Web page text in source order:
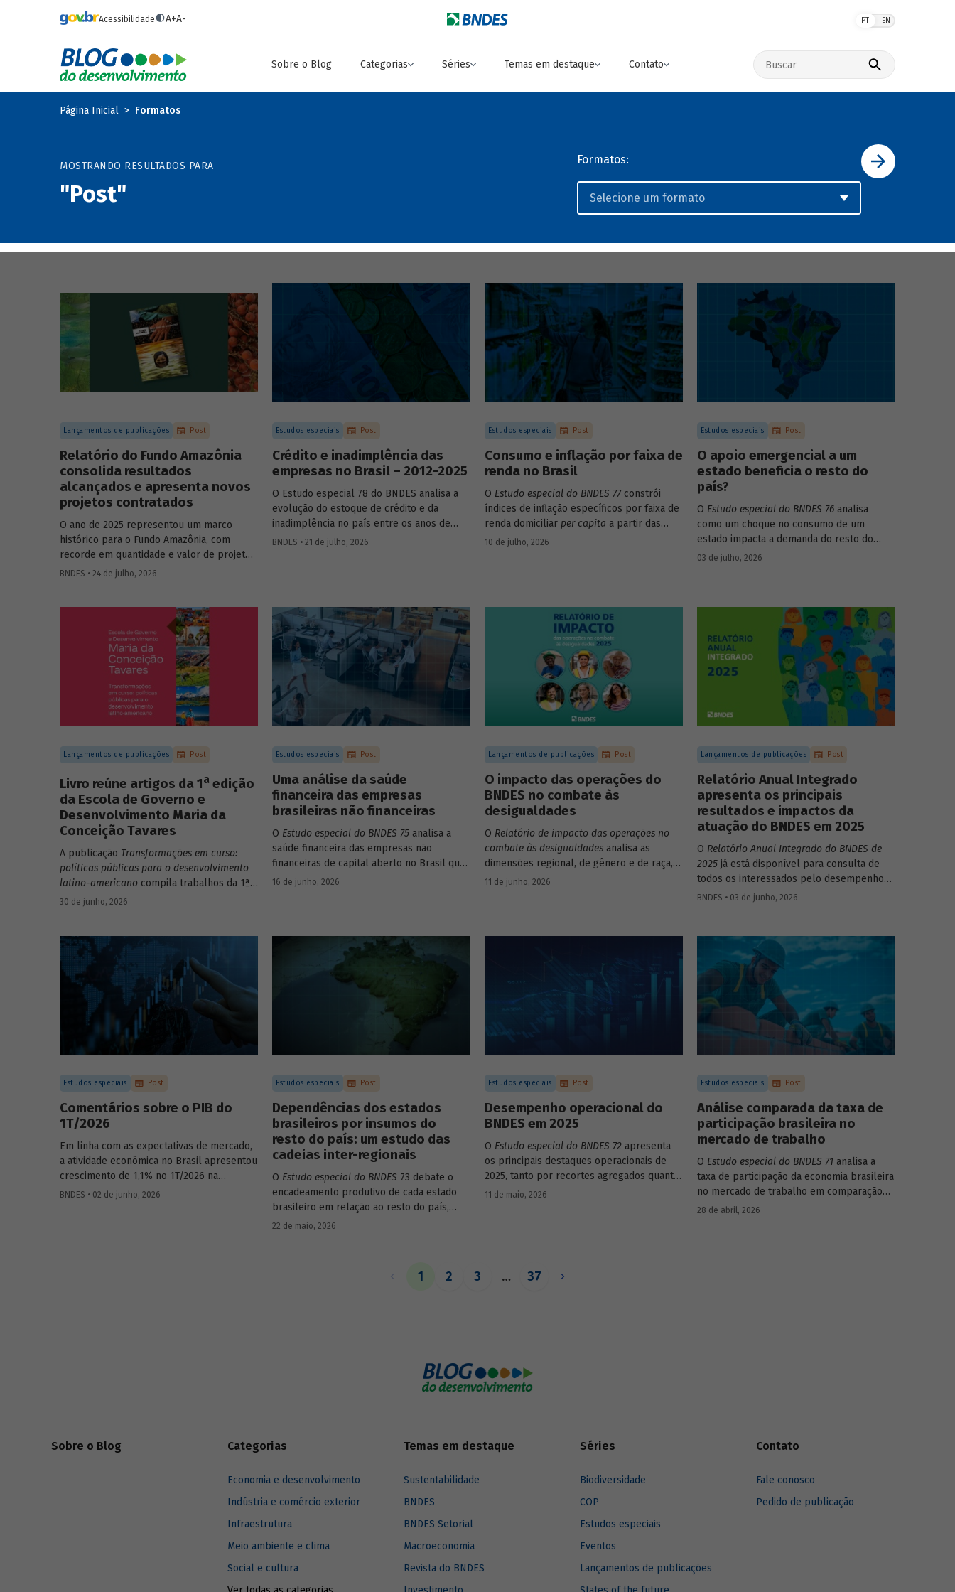
Acessibilidade A+A- PT EN
Sobre o Blog Categorias Séries Temas em destaque Contato
Buscar no site
Página Inicial Formatos
MOSTRANDO RESULTADOS PARA
"Post"
Formatos:
Lançamentos de publicações Post
Relatório do Fundo Amazônia
consolida resultados
alcançados e apresenta novos
projetos contratados
O ano de 2025 representou um marco
histórico para o Fundo Amazônia, com
recorde em quantidade e valor de projetos
aprovados, assim como em desembolsos:
milhões desembolsados. Ainda no período,
foram contratados 25 novos projetos.
BNDES • 24 de julho, 2026
Estudos especiais Post
Crédito e inadimplência das
empresas no Brasil – 2012-2025
O Estudo especial 78 do BNDES analisa a
evolução do estoque de crédito e da
inadimplência no país entre os anos de
2012 e 2025, explorando dois recortes
BNDES • 21 de julho, 2026
Estudos especiais Post
Consumo e inflação por faixa de
renda no Brasil
O Estudo especial do BNDES 77constrói
índices de inflação específicos por faixa de
renda domiciliar per capita a partir das
estruturas de consumo da POF 2017-2018
durante o período.
10 de julho, 2026
Estudos especiais Post
O apoio emergencial a um
estado beneficia o resto do
país?
O Estudo especial do BNDES 76 analisa
como um choque no consumo de um
estado impacta a demanda do resto do
país, usando como exemplo o caso do Rio
03 de julho, 2026
Lançamentos de publicações Post
Livro reúne artigos da 1a edição
da Escola de Governo e
Desenvolvimento Maria da
Conceição Tavares
A publicação Transformações em curso:
políticas públicas para o desenvolvimento
latino-americano compila trabalhos da 1ª
edição da Escola de Governo e
30 de junho, 2026
Estudos especiais Post
Uma análise da saúde
financeira das empresas
brasileiras não financeiras
O Estudo especial do BNDES 75 analisa a
saúde financeira das empresas não
financeiras de capital aberto no Brasil que
apresentaram negociação em bolsa de
dimensões: lucratividade, solvência,
endividamento e alavancagem.
16 de junho, 2026
Lançamentos de publicações Post
O impacto das operações do
BNDES no combate às
desigualdades
O Relatório de impacto das operações no
combate às desigualdades analisa as
dimensões regional, de gênero e de raça,
que contribuem para a elevada
11 de junho, 2026
Lançamentos de publicações Post
Relatório Anual Integrado
apresenta os principais
resultados e impactos da
atuação do BNDES em 2025
O Relatório Anual Integrado do BNDES de
2025 já está disponível para consulta de
todos os interessados pelo desempenho
do Banco, bem como por sua prestação de
impactos de sua atuação no ano, e mostra
como o BNDES permanece crescendo de
forma consistente e sólida, mesmo diante
de cenários desafiadores.
BNDES • 03 de junho, 2026
Estudos especiais Post
Comentários sobre o PIB do
1T/2026
Em linha com as expectativas de mercado,
a atividade econômica no Brasil apresentou
crescimento de 1,1% no 1T/2026 na
comparação com o trimestre
BNDES • 02 de junho, 2026
Estudos especiais Post
Dependências dos estados
brasileiros por insumos do
resto do país: um estudo das
cadeias inter-regionais
O Estudo especial do BNDES 73 debate o
encadeamento produtivo de cada estado
brasileiro em relação ao resto do país,
analisando seu nível de dependência e
construção de matrizes de insumo-produto
22 de maio, 2026
Estudos especiais Post
Desempenho operacional do
BNDES em 2025
O Estudo especial do BNDES 72 apresenta
os principais destaques operacionais de
2025, tanto por recortes agregados quanto
em relação a atuações mais específicas do
11 de maio, 2026
Estudos especiais Post
Análise comparada da taxa de
participação brasileira no
mercado de trabalho
O Estudo especial do BNDES 71 analisa a
taxa de participação da economia brasileira
no mercado de trabalho em comparação
com uma amostra de 15 países de
28 de abril, 2026
1 2 3 … 37
Sobre o Blog Categorias
Economia e desenvolvimento
Indústria e comércio exterior
Infraestrutura
Meio ambiente e clima
Social e cultura
Temas em destaque
Sustentabilidade
BNDES
BNDES Setorial
Macroeconomia
Revista do BNDES
Séries
Biodiversidade
COP
Estudos especiais
Eventos
Lançamentos de publicações
Contato
Fale conosco
Pedido de publicação